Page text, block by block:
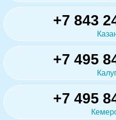
+7 843
+7 495
+7 495